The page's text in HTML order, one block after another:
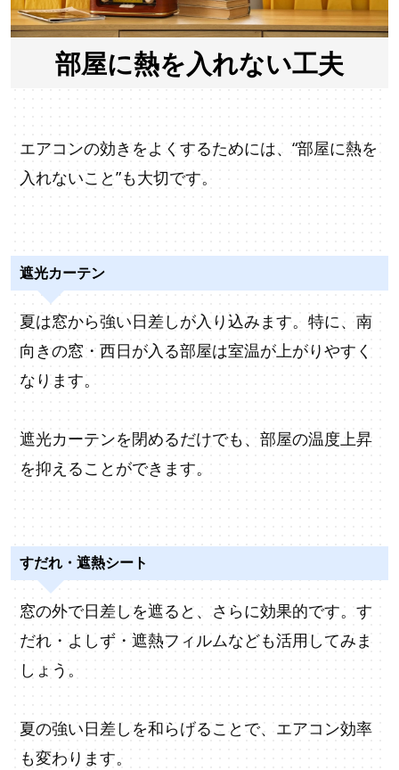
部屋に熱を入れない工夫
エアコンの効きをよくするためには、“部屋に熱を
入れないこと”も大切です。
遮光カーテン
夏は窓から強い日差しが入り込みます。特に、南
向きの窓・西日が入る部屋は室温が上がりやすく
なります。
遮光カーテンを閉めるだけでも、部屋の温度上昇
を抑えることができます。
すだれ・遮熱シート
窓の外で日差しを遮ると、さらに効果的です。す
だれ・よしず・遮熱フィルムなども活用してみま
しょう。
夏の強い日差しを和らげることで、エアコン効率
も変わります。